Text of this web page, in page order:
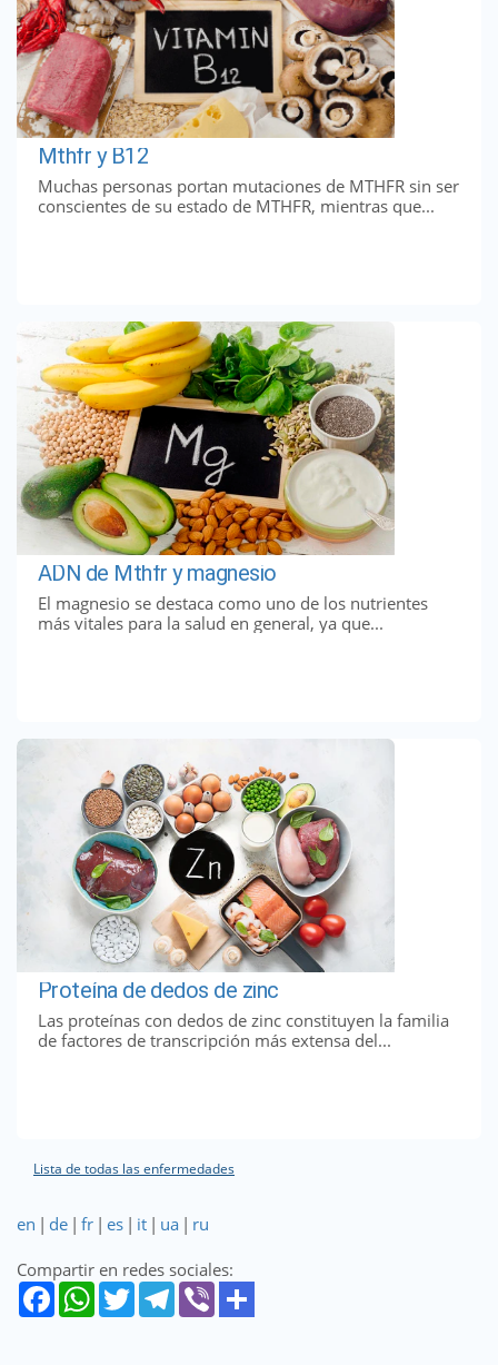
Mthfr y B12
Muchas personas portan mutaciones de MTHFR sin ser
conscientes de su estado de MTHFR, mientras que...
ADN de Mthfr y magnesio
El magnesio se destaca como uno de los nutrientes
más vitales para la salud en general, ya que...
Proteína de dedos de zinc
Las proteínas con dedos de zinc constituyen la familia
de factores de transcripción más extensa del...
Lista de todas las enfermedades
en | de | fr | es | it | ua | ru
Compartir en redes sociales: